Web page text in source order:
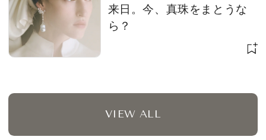
来日。今、真珠をまとうな
ら？
VIEW ALL